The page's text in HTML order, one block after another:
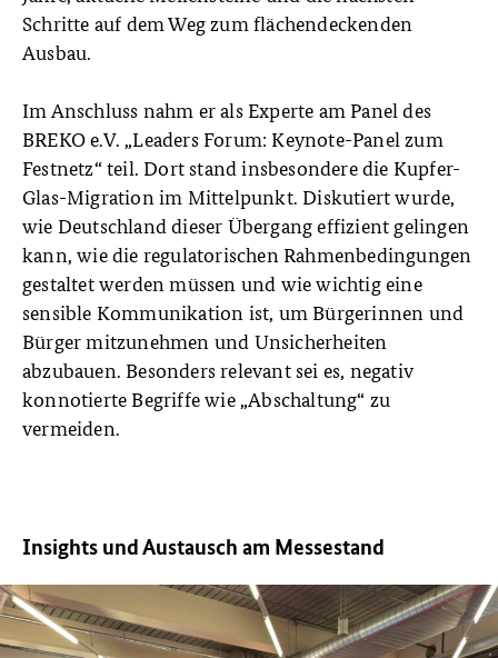
Schritte auf dem Weg zum flächendeckenden
Ausbau.
Im Anschluss nahm er als Experte am Panel des
BREKO e.V. „Leaders Forum: Keynote-Panel zum
Festnetz“ teil. Dort stand insbesondere die Kupfer-
Glas-Migration im Mittelpunkt. Diskutiert wurde,
wie Deutschland dieser Übergang effizient gelingen
kann, wie die regulatorischen Rahmenbedingungen
gestaltet werden müssen und wie wichtig eine
sensible Kommunikation ist, um Bürgerinnen und
Bürger mitzunehmen und Unsicherheiten
abzubauen. Besonders relevant sei es, negativ
konnotierte Begriffe wie „Abschaltung“ zu
vermeiden.
Insights und Austausch am Messestand